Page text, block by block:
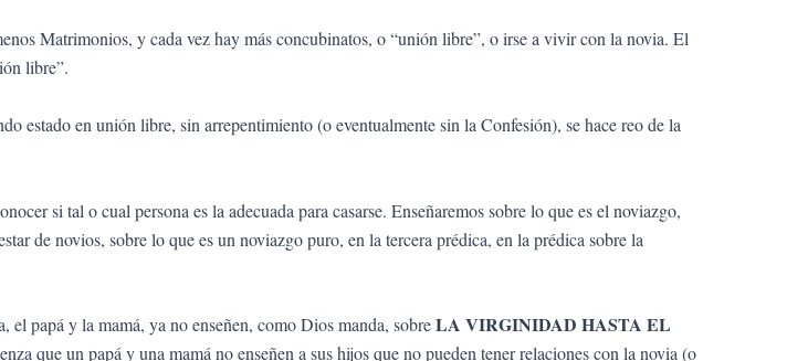
Matrimonios, y cada vez hay más concubinatos, o “unión libre”, o irse a vivir con la novia. El
libre”.
estado en unión libre, sin arrepentimiento (o eventualmente sin la Confesión), se hace reo de la
si tal o cual persona es la adecuada para casarse. Enseñaremos sobre lo que es el noviazgo,
de novios, sobre lo que es un noviazgo puro, en la tercera prédica, en la prédica sobre la
el papá y la mamá, ya no enseñen, como Dios manda, sobreLA VIRGINIDAD HASTA EL
que un papá y una mamá no enseñen a sus hijos que no pueden tener relaciones con la novia (o